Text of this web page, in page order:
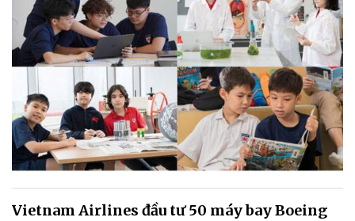
Vietnam Airlines đầu tư 50 máy bay Boeing